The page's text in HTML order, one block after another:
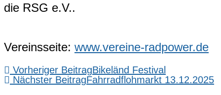
die RSG e.V..
Vereinsseite: www.vereine-radpower.de
Vorheriger BeitragBikeländ Festival
Nächster BeitragFahrradflohmarkt 13.12.2025